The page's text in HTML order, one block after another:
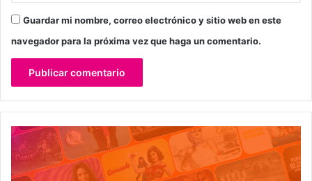
Guardar mi nombre, correo electrónico y sitio web en este
navegador para la próxima vez que haga un comentario.